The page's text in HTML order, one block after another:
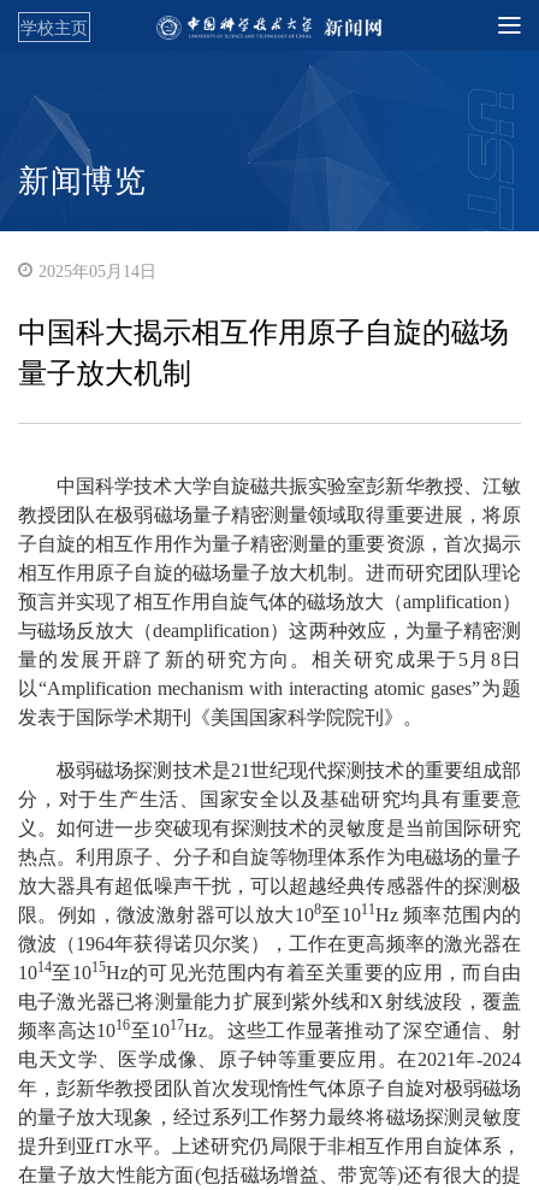
学校主页
新闻博览
2025年05月14日
中国科大揭示相互作用原子自旋的磁场
量子放大机制
中国科学技术大学自旋磁共振实验室彭新华教授、江敏
教授团队在极弱磁场量子精密测量领域取得重要进展，将原
子自旋的相互作用作为量子精密测量的重要资源，首次揭示
相互作用原子自旋的磁场量子放大机制。进而研究团队理论
预言并实现了相互作用自旋气体的磁场放大（amplification）
与磁场反放大（deamplification）这两种效应，为量子精密测
量的发展开辟了新的研究方向。相关研究成果于5月8日
以“Amplification mechanism with interacting atomic gases”为题
发表于国际学术期刊《美国国家科学院院刊》。
极弱磁场探测技术是21世纪现代探测技术的重要组成部
分，对于生产生活、国家安全以及基础研究均具有重要意
义。如何进一步突破现有探测技术的灵敏度是当前国际研究
热点。利用原子、分子和自旋等物理体系作为电磁场的量子
放大器具有超低噪声干扰，可以超越经典传感器件的探测极
限。例如，微波激射器可以放大108至1011Hz 频率范围内的
微波（1964年获得诺贝尔奖），工作在更高频率的激光器在
1014至1015Hz的可见光范围内有着至关重要的应用，而自由
电子激光器已将测量能力扩展到紫外线和X射线波段，覆盖
频率高达1016至1017Hz。这些工作显著推动了深空通信、射
电天文学、医学成像、原子钟等重要应用。在2021年-2024
年，彭新华教授团队首次发现惰性气体原子自旋对极弱磁场
的量子放大现象，经过系列工作努力最终将磁场探测灵敏度
提升到亚fT水平。上述研究仍局限于非相互作用自旋体系，
在量子放大性能方面(包括磁场增益、带宽等)还有很大的提